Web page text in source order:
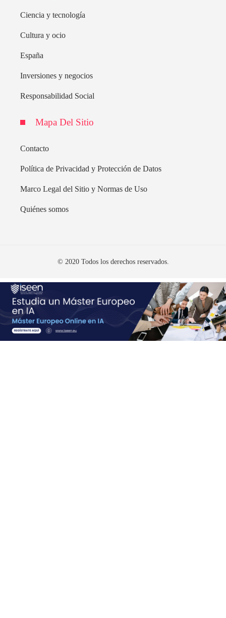
Ciencia y tecnología
Cultura y ocio
España
Inversiones y negocios
Responsabilidad Social
Mapa Del Sitio
Contacto
Política de Privacidad y Protección de Datos
Marco Legal del Sitio y Normas de Uso
Quiénes somos
© 2020 Todos los derechos reservados.